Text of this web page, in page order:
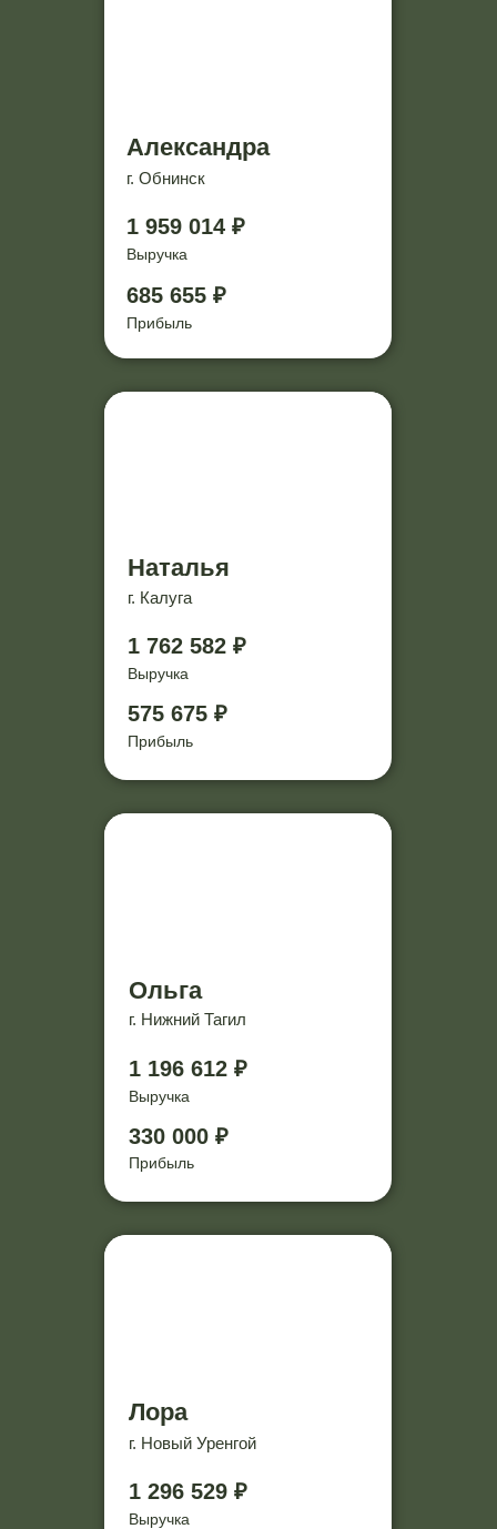
Лора
г. Новый Уренгой
Наталья
г. Калуга
Александра
г. Обнинск
Ольга
г. Нижний Тагил
1 762 582 ₽
Выручка
575 675 ₽
Прибыль
1 959 014 ₽
Выручка
685 655 ₽
Прибыль
1 196 612 ₽
Выручка
330 000 ₽
Прибыль
1 296 529 ₽
Выручка